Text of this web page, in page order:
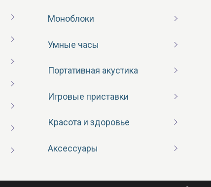
Моноблоки
Умные часы
Портативная акустика
Игровые приставки
Красота и здоровье
Аксессуары